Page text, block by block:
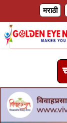
मराठी